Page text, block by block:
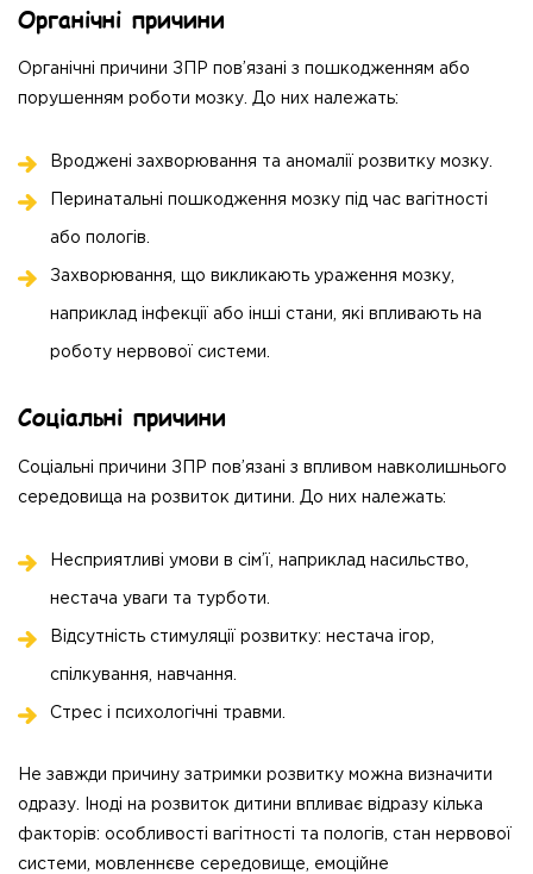
Органічні причини
Органічні причини ЗПР пов’язані з пошкодженням або
порушенням роботи мозку. До них належать:
Вроджені захворювання та аномалії розвитку мозку.
Перинатальні пошкодження мозку під час вагітності
або пологів.
Захворювання, що викликають ураження мозку,
наприклад інфекції або інші стани, які впливають на
роботу нервової системи.
Соціальні причини
Соціальні причини ЗПР пов’язані з впливом навколишнього
середовища на розвиток дитини. До них належать:
Несприятливі умови в сім’ї, наприклад насильство,
нестача уваги та турботи.
Відсутність стимуляції розвитку: нестача ігор,
спілкування, навчання.
Стрес і психологічні травми.
Не завжди причину затримки розвитку можна визначити
одразу. Іноді на розвиток дитини впливає відразу кілька
факторів: особливості вагітності та пологів, стан нервової
системи, мовленнєве середовище, емоційне